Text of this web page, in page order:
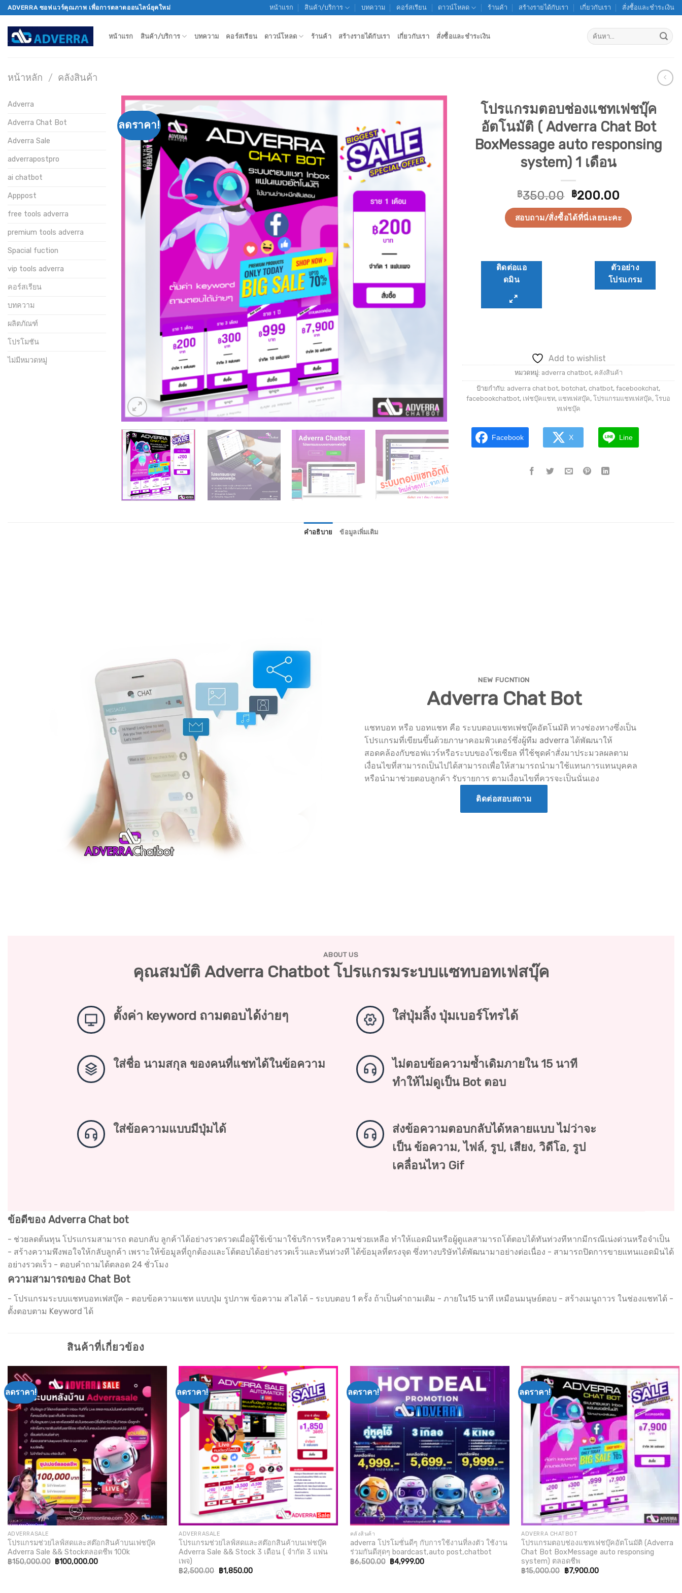
Skip
to
content
ADVERRA ซอฟแวร์คุณภาพ เพื่อการตลาดออนไลน์ยุคใหม่ หน้าแรก สินค้า/บริการ บทความ คอร์สเรียน ดาวน์โหลด ร้านค้า สร้างรายได้กับเรา เกี่ยวกับเรา สั่งซื้อและชำระเงิน
หน้าแรก สินค้า/บริการ บทความ คอร์สเรียน ดาวน์โหลด ร้านค้า สร้างรายได้กับเรา เกี่ยวกับเรา สั่งซื้อและชำระเงิน
ค้นหา:
หน้าหลัก / คลังสินค้า
Adverra
Adverra Chat Bot
Adverra Sale
adverrapostpro
ai chatbot
Apppost
free tools adverra
premium tools adverra
Spacial fuction
vip tools adverra
คอร์สเรียน
บทความ
ผลิตภัณฑ์
โปรโมชัน
ไม่มีหมวดหมู่
ลดราคา!
Add to
wishlist
โปรแกรมตอบช่องแชทเฟชบุ๊ค
อัตโนมัติ ( Adverra Chat Bot
BoxMessage auto responsing
system) 1 เดือน
฿350.00 Original
price
was:
฿350.00.
฿200.00Current
price
is:
฿200.00.
สอบถาม/สั่งซื้อได้ที่นี่เลยนะคะ
ติดต่อแอ
ดมิน
ตัวอย่าง
โปรแกรม
Add to wishlist
หมวดหมู่: adverra chatbot, คลังสินค้า
ป้ายกำกับ: adverra chat bot, botchat, chatbot, facebookchat,
facebookchatbot, เฟชบุ๊คแชท, แชทเฟสบุ๊ค, โปรแกรมแชทเฟสบุ๊ค, โรบอ
ทเฟชบุ๊ค
Facebook X Line
คำอธิบาย ข้อมูลเพิ่มเติม
NEW FUCNTION
Adverra Chat Bot
แชทบอท หรือ บอทแชท คือ ระบบตอบแชทเฟชบุ๊คอัตโนมัติ ทางช่องทางซึ่งเป็น
โปรแกรมที่เขียนขึ้นด้วยภาษาคอมพิวเตอร์ซึ่งผู้ทีม adverra ได้พัฒนาให้
สอดคล้องกับซอฟแวร์หรือระบบของโซเซียล ที่ใช้ชุดคำสั่งมาประมวลผลตาม
เงื่อนไขที่สามารถเป็นไปได้สามารถเพื่อให้สามารถนำมาใช้แทนการแทนบุคคล
หรือนำมาช่วยตอบลูกค้า รับรายการ ตามเงื่อนไขที่ควรจะเป็นนั่นเอง
ติดต่อสอบสถาม
ABOUT US
คุณสมบัติ Adverra Chatbot โปรแกรมระบบแซทบอทเฟสบุ๊ค
ตั้งค่า keyword ถามตอบได้ง่ายๆ ใส่ปุ่มลิ้ง ปุ่มเบอร์โทรได้
ใส่ชื่อ นามสกุล ของคนที่แชทได้ในข้อความ
ไม่ตอบข้อความซ้ำเดิมภายใน 15 นาที
ทำให้ไม่ดูเป็น Bot ตอบ
ใส่ข้อความแบบมีปุ่มได้
ส่งข้อความตอบกลับได้หลายแบบ ไม่ว่าจะ
เป็น ข้อความ, ไฟล์, รูป, เสียง, วิดีโอ, รูป
เคลื่อนไหว Gif
ข้อดีของ Adverra Chat bot
- ช่วยลดต้นทุน โปรแกรมสามารถ ตอบกลับ ลูกค้าได้อย่างรวดรวดเมื่อผู้ใช้เข้ามาใช้บริการหรือความช่วยเหลือ ทำให้แอดมินหรือผู้ดูแลสามารถโต้ตอบได้ทันท่วงทีหากมีกรณีเน่งด่วนหรือจำเป็น
- สร้างความพึงพอใจให้กลับลูกค้า เพราะให้ข้อมูลที่ถูกต้องและโต้ตอบได้อย่างรวดเร็วและทันท่วงที ได้ข้อมุลที่ตรงจุด ซึ่งทางบริษัทได้พัฒนามาอย่างต่อเนื่อง - สามารถปิดการขายแทนแอดมินได้
อย่างรวดเร็ว - ตอบคำถามได้ตลอด 24 ชั่วโมง
ความสามารถของ Chat Bot
- โปรแกรมระบบแชทบอทเฟสบุ๊ค - ตอบข้อความแชท แบบปุ่ม รูปภาพ ข้อความ สไลได้ - ระบบตอบ 1 ครั้ง ถ้าเป็นคำถามเดิม - ภายใน15 นาที เหมือนมนุษย์ตอบ - สร้างเมนูถาวร ในช่องแชทได้ -
ตั้งตอบตาม Keyword ได้
สินค้าที่เกี่ยวข้อง
ลดราคา!
Add to
wishlist
ADVERRASALE
โปรแกรมช่วยไลฟ์สดและสต๊อกสินค้าบนเฟชบุ๊ค
Adverra Sale && Stockตลอดชีพ 100k
฿150,000.00 Original
฿100,000.00Current
ลดราคา!
Add to
wishlist
ADVERRASALE
โปรแกรมช่วยไลฟ์สดและสต๊อกสินค้าบนเฟชบุ๊ค
Adverra Sale && Stock 3 เดือน ( จำกัด 3 แฟน
เพจ)
฿2,500.00 Original
฿1,850.00Current
ลดราคา!
Add to
wishlist
คลังสินค้า
adverra โปรโมชั่นดีๆ กับการใช้งานที่ลงตัว ใช้งาน
ร่วมกันดีสุดๆ boardcast,auto post,chatbot
฿6,500.00 Original
฿4,999.00Current
ลดราคา!
Add to
wishlist
ADVERRA CHATBOT
โปรแกรมตอบช่องแชทเฟชบุ๊คอัตโนมัติ (Adverra
Chat Bot BoxMessage auto responsing
system) ตลอดชีพ
฿15,000.00 Original
฿7,900.00Current